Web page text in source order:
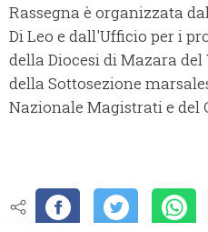
Rassegna è organizzata
Di Leo e dall'Ufficio per i
della Diocesi di Mazara
della Sottosezione
Nazionale Magistrati e del